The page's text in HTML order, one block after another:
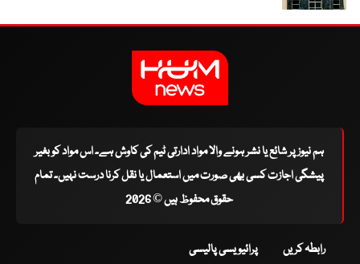
ہم نیوز پر شائع یا نشر ہونے والا مواد ادارتی ٹیم کی کاوش ہے۔ اس مواد کو بغیر
پیشگی اجازت کسی بھی صورت میں استعمال یا نقل کرنا درست نہیں۔ تمام
حقوق محفوظ ہیں © 2026
رابطہ کریں پرائیویسی پالیسی